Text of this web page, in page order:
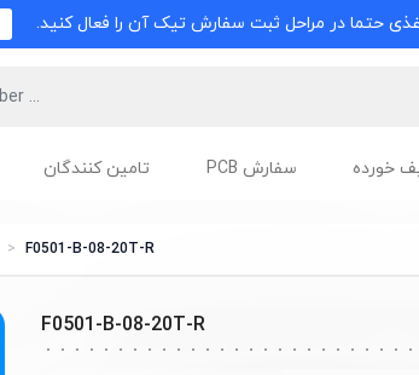
حتما در مراحل ثبت سفارش تیک آن را فعال کنید.
خورده سفارش PCB تامین کنندگان
F0501-B-08-20T-R
F0501-B-08-20T-R